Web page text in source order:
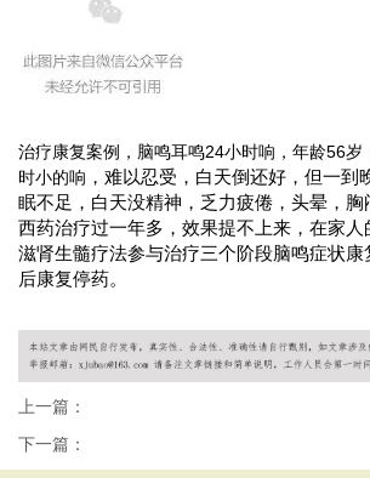
治疗康复案例，脑鸣耳鸣24小时响，年龄56岁
时小的响 ，难以忍受，白天倒还好，但一到
眠不足，白天没精神，乏力疲倦，头晕，胸
西药治疗过一年多，效果提不上来，在家
滋肾生髓疗法参与治疗三个阶段脑鸣症状康
后康复停药。
上一篇：
下一篇：